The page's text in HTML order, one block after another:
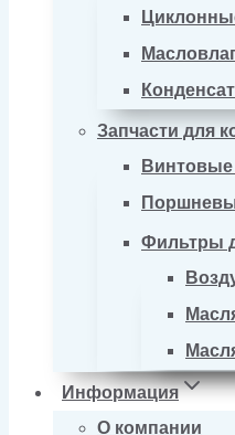
Запчасти для
Винтовые
Фильтры
Информация
О компании